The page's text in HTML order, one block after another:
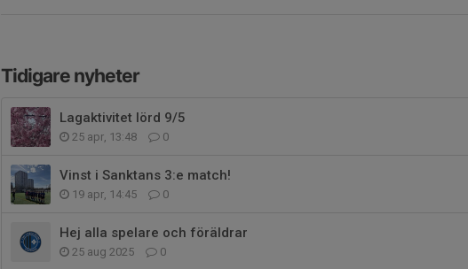
Tidigare nyheter
Lagaktivitet lörd 9/5
25 apr, 13:48 0
Vinst i Sanktans 3:e match!
19 apr, 14:45 0
Hej alla spelare och föräldrar
25 aug 2025 0